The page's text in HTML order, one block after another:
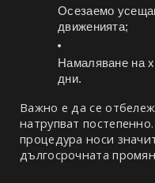
Осезаемо
движенията;
Намаляване на
дни.
Важно е да се
натрупват
процедура носи
дългосрочната